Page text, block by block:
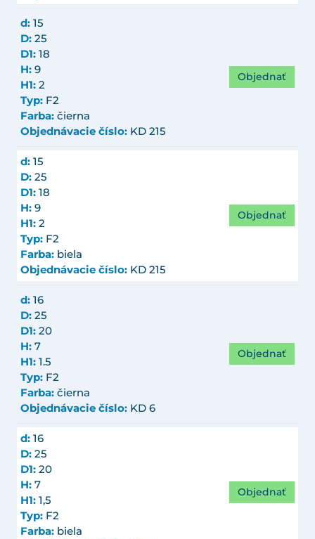
d: 15
D: 25
D1: 18
H: 9
H1: 2
Typ: F2
Farba: čierna
Objednávacie číslo: KD 215
Objednať
d: 15
D: 25
D1: 18
H: 9
H1: 2
Typ: F2
Farba: biela
Objednávacie číslo: KD 215
Objednať
d: 16
D: 25
D1: 20
H: 7
H1: 1.5
Typ: F2
Farba: čierna
Objednávacie číslo: KD 6
Objednať
d: 16
D: 25
D1: 20
H: 7
H1: 1,5
Typ: F2
Farba: biela
Objednať